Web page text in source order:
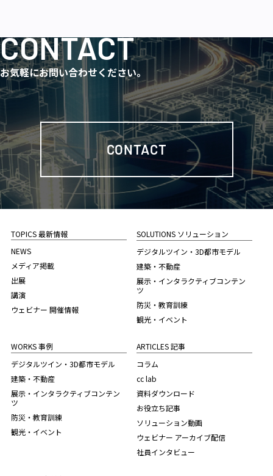
CONTACT
お気軽にお問い合わせください。
CONTACT
TOPICS 最新情報
NEWS
メディア掲載
出展
講演
ウェビナー 開催情報
WORKS 事例
デジタルツイン・3D都市モデル
建築・不動産
展示・インタラクティブコンテン
ツ
防災・教育訓練
観光・イベント
SOLUTIONS ソリューション
デジタルツイン・3D都市モデル
建築・不動産
展示・インタラクティブコンテン
ツ
防災・教育訓練
観光・イベント
ARTICLES 記事
コラム
cc lab
資料ダウンロード
お役立ち記事
ソリューション動画
ウェビナー アーカイブ配信
社員インタビュー